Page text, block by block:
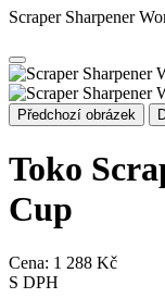
Scraper Sharpener
Předchozí obrázek
Toko
Cup
Cena: 1 288 Kč
S DPH